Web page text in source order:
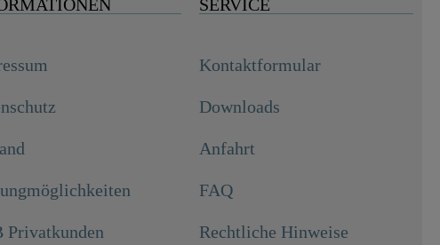
Privatkunden
SERVICE
Kontaktformular
Downloads
Anfahrt
FAQ
Rechtliche Hinweise